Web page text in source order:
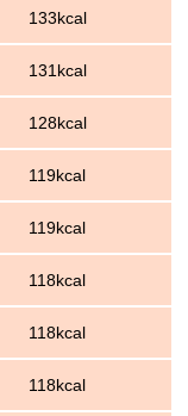
133kcal
131kcal
128kcal
119kcal
119kcal
118kcal
118kcal
118kcal